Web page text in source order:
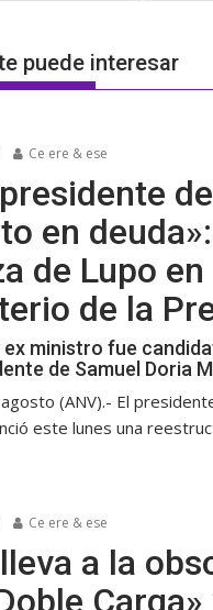
puede interesar
Ce ere & ese
en
de Lupo en
de la
ex ministro fue
de Samuel Doria
(ANV).- El
este lunes una
Ce ere & ese
a la